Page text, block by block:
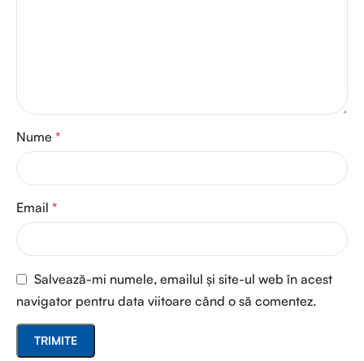
Nume *
Email *
Salvează-mi numele, emailul și site-ul web în acest
navigator pentru data viitoare când o să comentez.